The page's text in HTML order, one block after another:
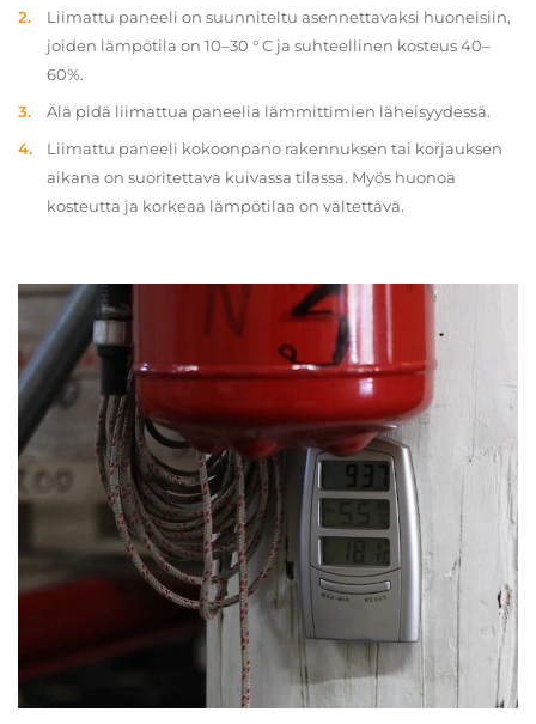
Liimattu paneeli on suunniteltu asennettavaksi huoneisiin,
joiden lämpötila on 10–30 ° C ja suhteellinen kosteus 40–
60%.
Älä pidä liimattua paneelia lämmittimien läheisyydessä.
Liimattu paneeli kokoonpano rakennuksen tai korjauksen
aikana on suoritettava kuivassa tilassa. Myös huonoa
kosteutta ja korkeaa lämpötilaa on vältettävä.